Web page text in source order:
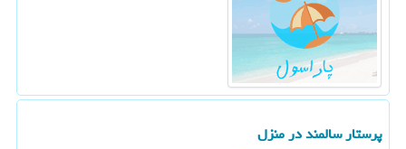
پرستار سالمند در منزل